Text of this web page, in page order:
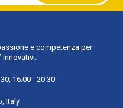
e competenza per
16:00 - 20:30
Italy